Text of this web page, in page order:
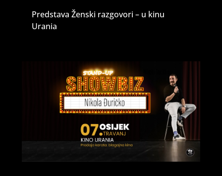
Predstava Ženski razgovori – u kinu
Urania